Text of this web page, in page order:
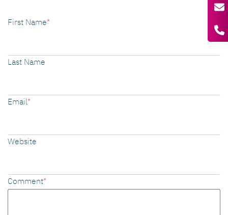
First Name*
Last Name
Email*
Website
Comment*